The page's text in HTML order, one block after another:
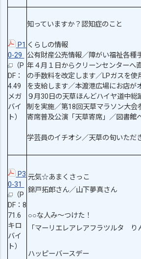
P1
0-29
（P
DF：
4.49
メガ
バイ
ト）
知っていますか？認知症のこと
くらしの情報
公有財産公売情報／障がい福祉各種
年４月１日からクリーンセンターへ
の手数料を改定します／LPガスを使
を支給します／本渡港広場にお店が
９月30日の天草ほんどハイヤ道中総
制を実施／第18回天草マラソン大会
寄席普及公演「天草寄席」／図書館
学芸員のイチオシ／天草の旬いただ
P3
0-31
（P
DF：8
71.6
キロ
バイ
ト）
元気☆あまくさっこ
錦戸拓郎さん／山下夢真さん
○○な人み～つけた！
「マーリエレアレアフラツルタ り
ハッピーバースデー